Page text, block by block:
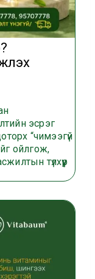
эсрэг
“чимээгүй
ойлгож,
түлхүүр